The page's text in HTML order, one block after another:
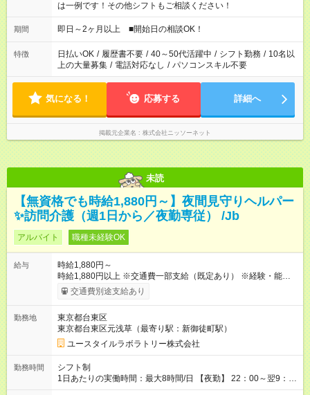
は一例です！その他シフトもご相談ください！
期間 即日～2ヶ月以上 ■開始日の相談OK！
特徴 日払いOK / 履歴書不要 / 40～50代活躍中 / シフト勤務 / 10名以
上の大量募集 / 電話対応なし / パソコンスキル不要
気になる！ 応募する 詳細へ
掲載元企業名 株式会社ニッソーネット
未読
【無資格でも時給1,880円～】夜間見守りヘルパー
✨訪問介護（週1日から／夜勤専従） /Jb
アルバイト 職種未経験OK
給与
時給1,880円～
時給1,880円以上 ※交通費一部支給（既定あり） ※経験・能力を
考慮して決定します 【収入例】 週1回勤務の場合：1,880円×8時
間×4回=6万0,160円 週3回勤務の場合：1,880円×8時間×12回
月 ※ 雇用形態と給与に、本採用時と異なる部分があります。 雇
用形態：本採用時と同じです。 給与：時給 1,660円以上
交通費別途支給あり
勤務地
東京都台東区
東京都台東区元浅草（最寄り駅：新御徒町駅）
ユースタイルラボラトリー株式会社
勤務時間
シフト制
1日あたりの実働時間：最大8時間/日 【夜勤】 22：00～翌9：
00 ※週1日～OK ／ 夜勤専従 ＊＊ 勤務時間例 ＊＊ ■22時か